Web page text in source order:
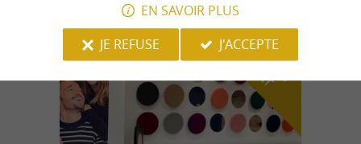
n
o
t
r
e
c
o
u
p
d
e
c
o
e
u
r
EN SAVOIR PLUS
JE REFUSE
J'ACCEPTE